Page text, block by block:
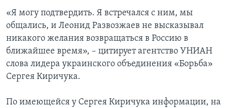
«Я могу подтвердить. Я встречался с ним, мы
общались, и Леонид Развозжаев не высказывал
никакого желания возвращаться в Россию в
ближайшее время», – цитирует агентство УНИАН
слова лидера украинского объединения «Борьба»
Сергея Киричука.
По имеющейся у Сергея Киричука информации, на